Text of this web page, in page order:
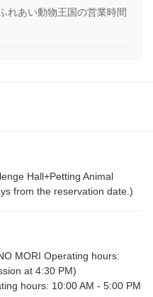
れあい動物王国の営業時間
Hall+Petting Animal
from the reservation date.)
MORI Operating hours:
at 4:30 PM)
hours: 10:00 AM - 5:00 PM